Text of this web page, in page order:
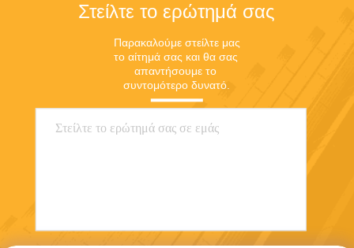
Στείλτε το ερώτημά σας
Παρακαλούμε στείλτε μας
το αίτημά σας και θα σας
απαντήσουμε το
συντομότερο δυνατό.